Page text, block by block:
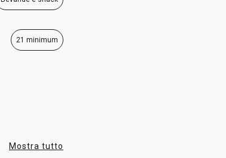
21 minimum
Mostra tutto